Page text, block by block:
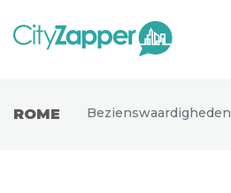
ROME Bezienswaardigheden